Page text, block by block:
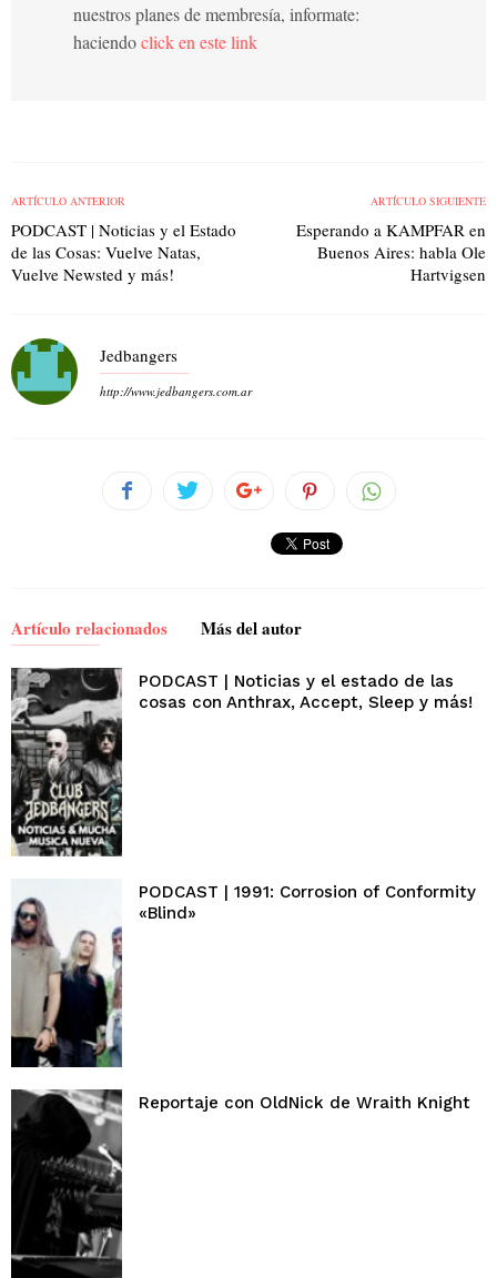
nuestros planes de membresía, informate:
haciendoclick en este link
ARTÍCULO ANTERIOR
PODCAST | Noticias y el Estado
de las Cosas: Vuelve Natas,
Vuelve Newsted y más!
ARTÍCULO SIGUIENTE
Esperando a KAMPFAR en
Buenos Aires: habla Ole
Hartvigsen
Jedbangers
http://www.jedbangers.com.ar
Artículo relacionados Más del autor
PODCAST | Noticias y el estado de las
cosas con Anthrax, Accept, Sleep y más!
PODCAST | 1991: Corrosion of Conformity
«Blind»
Reportaje con OldNick de Wraith Knight